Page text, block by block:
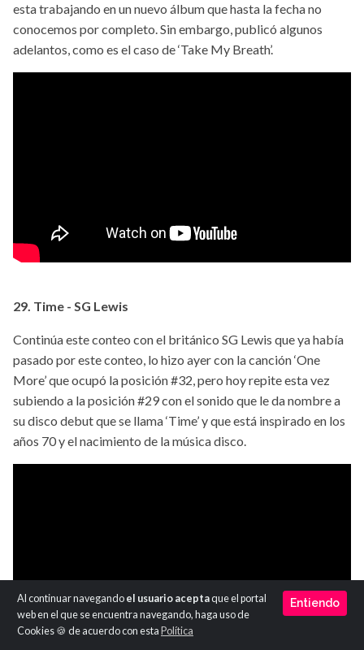
Al continuar navegando el usuario aceptaque el portal
web en el que se encuentra navegando, haga uso de
Cookies 🍪 de acuerdo con esta Política
Entiendo
esta trabajando en un nuevo álbum que hasta la fecha no
conocemos por completo. Sin embargo, publicó algunos
adelantos, como es el caso de ‘Take My Breath’.
29. Time - SG Lewis
Continúa este conteo con el británico SG Lewis que ya había
pasado por este conteo, lo hizo ayer con la canción ‘One
More’ que ocupó la posición #32, pero hoy repite esta vez
subiendo a la posición #29 con el sonido que le da nombre a
su disco debut que se llama ‘Time’ y que está inspirado en los
años 70 y el nacimiento de la música disco.